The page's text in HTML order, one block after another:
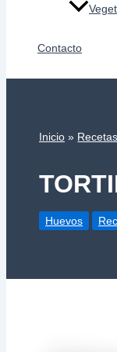
Contacto
Inicio Recetas
Huevos